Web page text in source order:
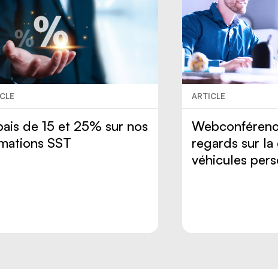
de 15 et 25% sur nos
SST
ARTICLE
regards sur
véhicules